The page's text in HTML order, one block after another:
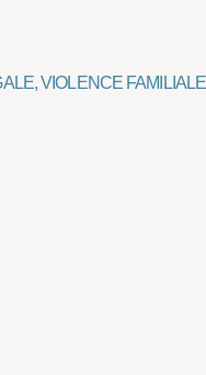
VIOLENCE FAMILIALE